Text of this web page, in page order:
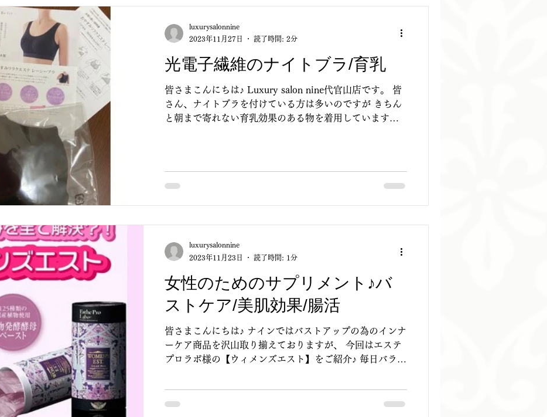
光電子繊維のナイトブラ/育乳
皆さまこんにちは♪ Luxury salon nine代官山店です。 皆
さん、ナイトブラを付けている方は多いのですが きちん
と朝まで寄れない育乳効果のある物を着用しています
luxurysalonnine
2023年11月27日
読了時間: 2分
女性のためのサプリメント♪バ
ストケア/美肌効果/腸活
皆さまこんにちは♪ ナインではバストアップの為のインナ
ーケア商品を沢山取り揃えておりますが、 今回はエステ
プロラボ様の【ウィメンズエスト】をご紹介♪ 毎日バラン
プ...
luxurysalonnine
2023年11月23日
読了時間: 1分